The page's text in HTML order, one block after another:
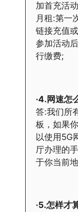
加首充活
月租:第一
链接充值
参加活动
行缴费;
·4.网速怎
答:我们所
板，如果
以使用5G
厅办理的
于你当前
·5.怎样才